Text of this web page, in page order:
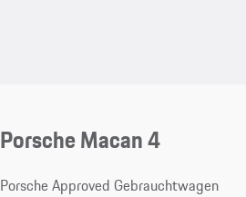
Porsche Macan 4
Porsche Approved Gebrauchtwagen